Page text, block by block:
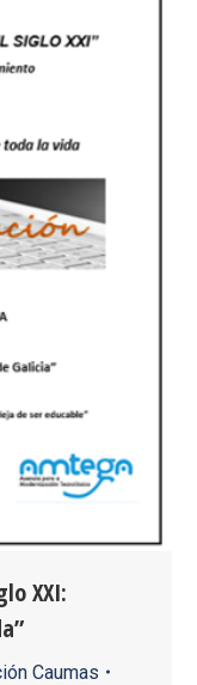
XXI:
Caumas